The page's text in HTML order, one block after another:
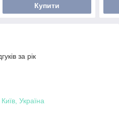
Купити
за рік
Україна